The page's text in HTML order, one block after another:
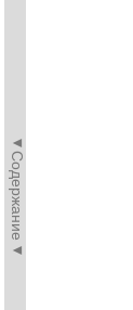
◄Содержание◄